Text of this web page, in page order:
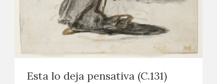
Esta lo deja pensativa (C.131)